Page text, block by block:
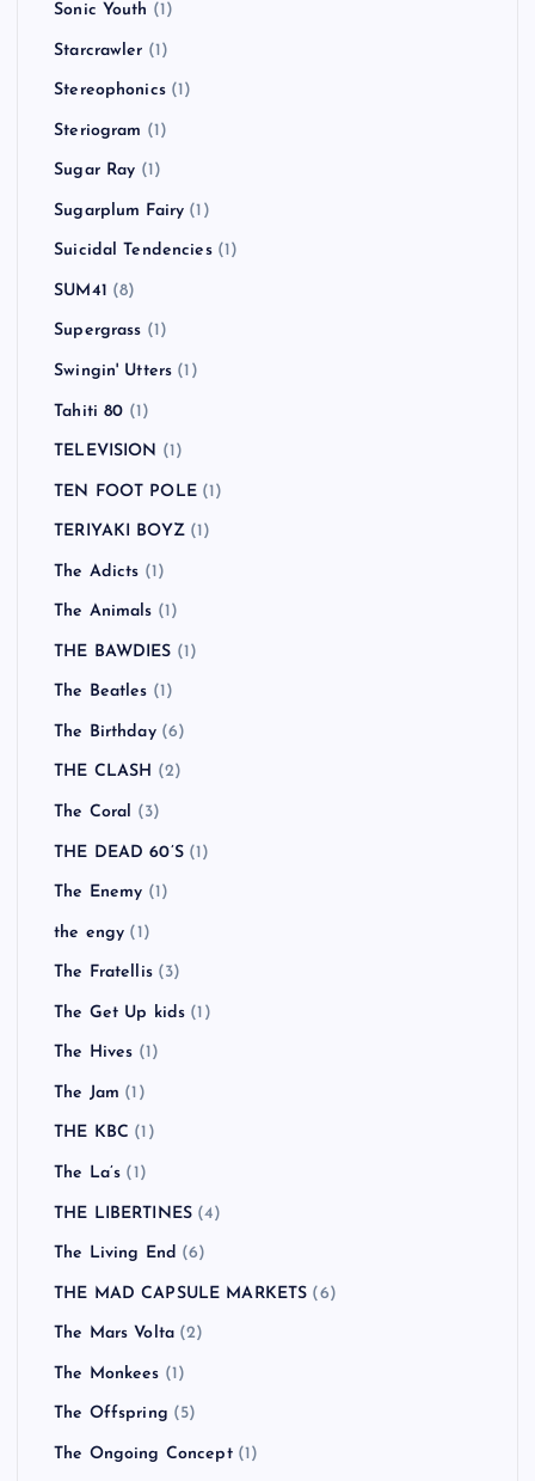
Sonic Youth (1)
Starcrawler (1)
Stereophonics(1)
Steriogram (1)
Sugar Ray (1)
Sugarplum Fairy (1)
Suicidal Tendencies(1)
SUM41 (8)
Supergrass (1)
Swingin' Utters (1)
Tahiti 80 (1)
TELEVISION (1)
TEN FOOT POLE(1)
TERIYAKI BOYZ(1)
The Adicts (1)
The Animals (1)
THE BAWDIES (1)
The Beatles (1)
The Birthday(6)
THE CLASH (2)
The Coral (3)
THE DEAD 60’S(1)
The Enemy (1)
the engy (1)
The Fratellis(3)
The Get Up kids (1)
The Hives (1)
The Jam (1)
THE KBC (1)
The La’s (1)
THE LIBERTINES (4)
The Living End (6)
THE MAD CAPSULE MARKETS (6)
The Mars Volta (2)
The Monkees (1)
The Offspring (5)
The Ongoing Concept(1)